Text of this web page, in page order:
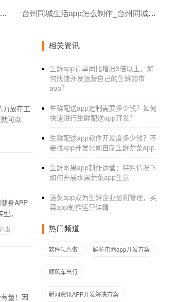
台州制作企业app网站_台州互联网公司招聘网站拉勾网APP的产品分析 台州同城生活app怎么制作_台州同城货运APP软件开发能搬运更方便
力放在工
可以
身APP
。
发
量！因
相关资讯
生鲜app订单同比增涨3倍以上，如
何快速开发运营自己的生鲜超市
app？
生鲜配送app定制需要多少钱？如何
快速进行生鲜配送app开发？
生鲜配送app软件开发度多少钱？不
要找app开发公司自制生鲜蔬菜app
生鲜水果app制作运营：特殊情况下
如何开展水果蔬菜app生意
送菜app成为生鲜企业盈利管理，买
菜app制作运营详情
热门频道
软件怎么做 鲜花电商app开发方案
顺风车出行
新闻资讯APP开发解决方案